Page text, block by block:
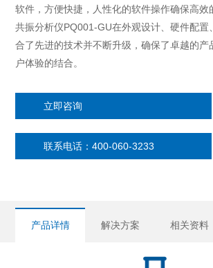
软件，方便快捷，人性化的软件操作确保高效
共振分析仪PQ001-GU在外观设计、硬件配置
合了先进的技术并不断升级，确保了卓越的产
户体验的结合。
立即咨询
联系电话：400-060-3233
产品详情 解决方案 相关资料